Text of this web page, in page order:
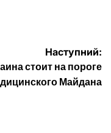
Наступний:
стоит на пороге
Майдана